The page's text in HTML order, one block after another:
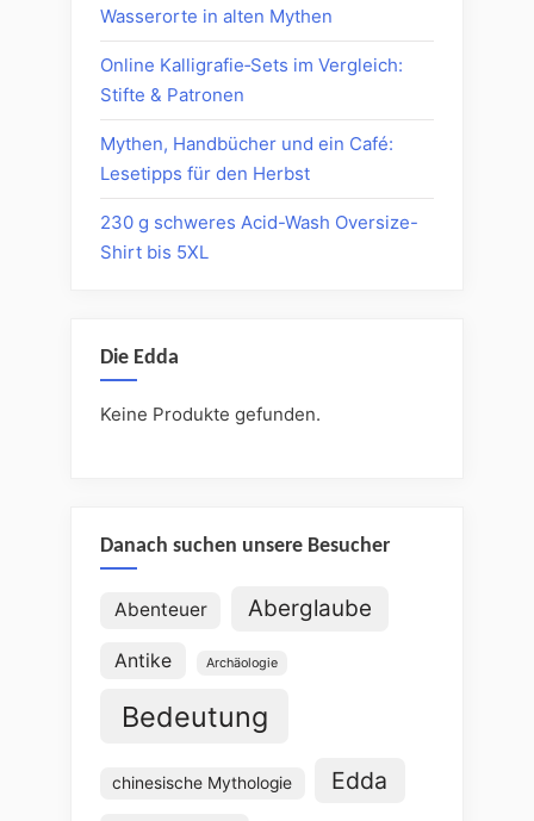
Wasserorte in alten Mythen
Online Kalligrafie‑Sets im Vergleich:
Stifte & Patronen
Mythen, Handbücher und ein Café:
Lesetipps für den Herbst
230 g schweres Acid-Wash Oversize-
Shirt bis 5XL
Die Edda
Keine Produkte gefunden.
Danach suchen unsere Besucher
Abenteuer Aberglaube
Antike Archäologie
Bedeutung
chinesische Mythologie Edda